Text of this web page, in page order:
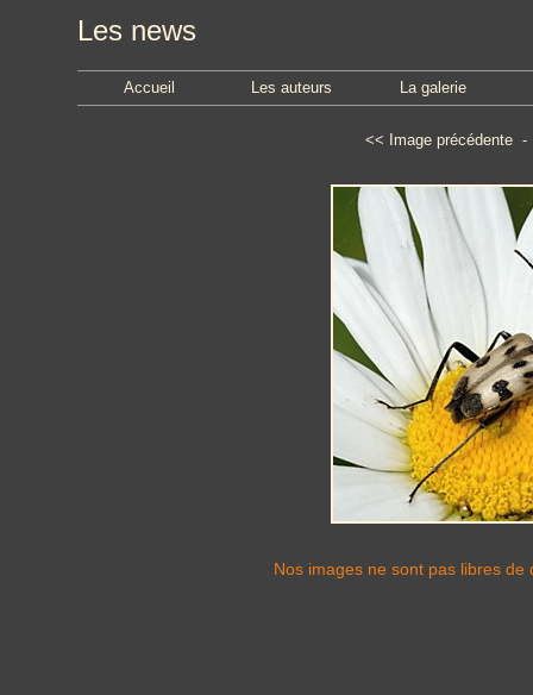
Les news
Accueil Les auteurs La galerie
<< Image précédente
Nos images ne sont pas libres